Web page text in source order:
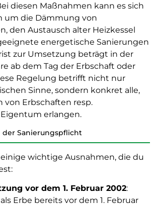
diesen Maßnahmen kann es sich
um die Dämmung von
den Austausch alter Heizkessel
energetische Sanierungen
zur Umsetzung beträgt in der
ab dem Tag der Erbschaft oder
Regelung betrifft nicht nur
Sinne, sondern konkret alle,
von Erbschaften resp.
erlangen.
der Sanierungspflicht
wichtige Ausnahmen, die du
vor dem 1. Februar 2002:
Erbe bereits vor dem 1. Februar